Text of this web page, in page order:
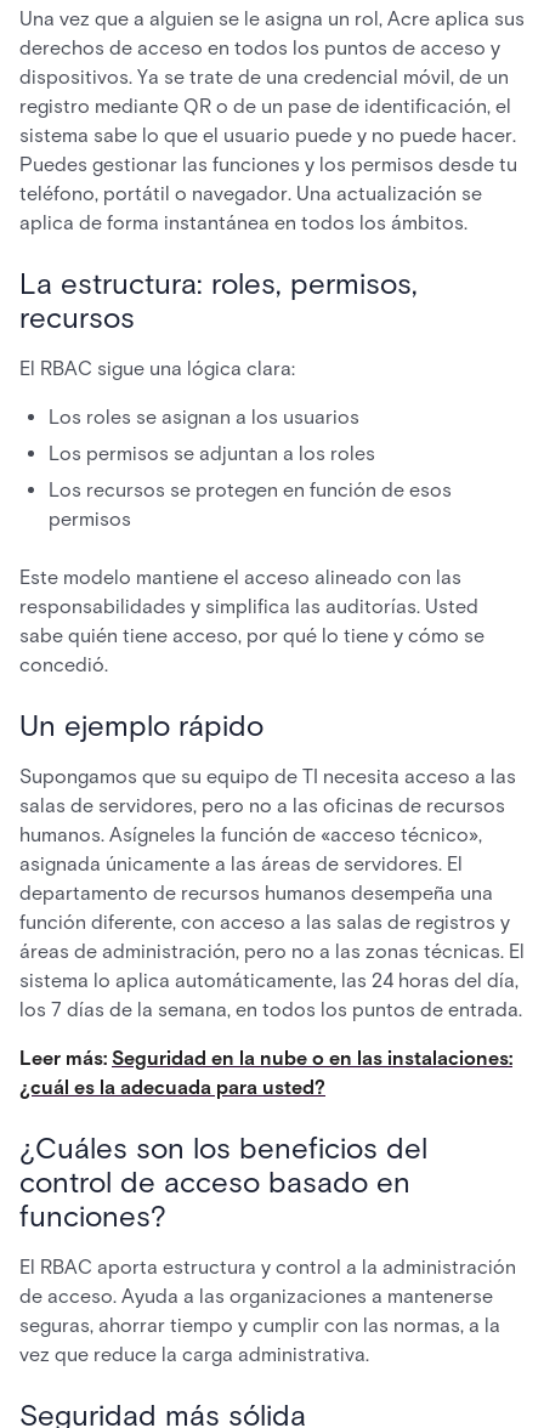
Una vez que a alguien se le asigna un rol, Acre aplica sus
derechos de acceso en todos los puntos de acceso y
dispositivos. Ya se trate de una credencial móvil, de un
registro mediante QR o de un pase de identificación, el
sistema sabe lo que el usuario puede y no puede hacer.
Puedes gestionar las funciones y los permisos desde tu
teléfono, portátil o navegador. Una actualización se
aplica de forma instantánea en todos los ámbitos.
La estructura: roles, permisos,
recursos
El RBAC sigue una lógica clara:
Los roles se asignan a los usuarios
Los permisos se adjuntan a los roles
Los recursos se protegen en función de esos
permisos
Este modelo mantiene el acceso alineado con las
responsabilidades y simplifica las auditorías. Usted
sabe quién tiene acceso, por qué lo tiene y cómo se
concedió.
Un ejemplo rápido
Supongamos que su equipo de TI necesita acceso a las
salas de servidores, pero no a las oficinas de recursos
humanos. Asígneles la función de «acceso técnico»,
asignada únicamente a las áreas de servidores. El
departamento de recursos humanos desempeña una
función diferente, con acceso a las salas de registros y
áreas de administración, pero no a las zonas técnicas. El
sistema lo aplica automáticamente, las 24 horas del día,
los 7 días de la semana, en todos los puntos de entrada.
Leer más: Seguridad en la nube o en las instalaciones:
¿cuál es la adecuada para usted?
¿Cuáles son los beneficios del
control de acceso basado en
funciones?
El RBAC aporta estructura y control a la administración
de acceso. Ayuda a las organizaciones a mantenerse
seguras, ahorrar tiempo y cumplir con las normas, a la
vez que reduce la carga administrativa.
Seguridad más sólida